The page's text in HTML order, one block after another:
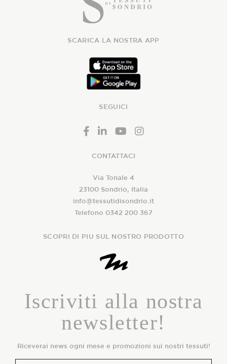
SCARICA LA NOSTRA APP
SEGUICI
CONTATTACI
Via Tonale 4
23100 Sondrio, Italia
info@tessutidisondrio.it
Telefono 0342 200 367
SCOPRI DI PIU SUL NOSTRO PRODOTTO
Iscriviti alla nostra
newsletter!
Riceverai news ogni mese e promozioni sui nostri tessuti!